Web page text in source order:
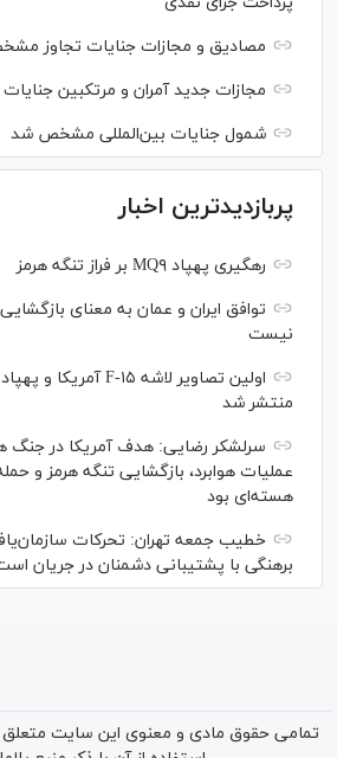
مصادیق و مجازات جنایات تجاوز
مجازات جدید آمران و مرتکبین
شمول جنایات بین‌المللی مشخص شد
پربازدیدترین اخبار
رهگیری پهپاد MQ۹ بر فراز تنگه هرمز
توافق ایران و عمان به معنای
نیست
منتشر شد
سرلشکر رضایی: هدف آمریکا در جنگ
عملیات هوابرد، بازگشایی تنگه هرمز و
هسته‌ای بود
خطیب جمعه تهران: تحرکات
برهنگی با پشتیبانی دشمنان در جریان
تمامی حقوق مادی و معنوی این سایت متعلق